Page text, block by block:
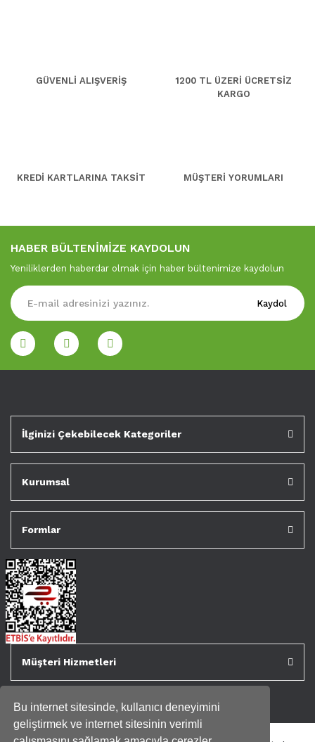
Bu internet sitesinde, kullanıcı deneyimini
geliştirmek ve internet sitesinin verimli
GÜVENLİ ALIŞVERİŞ
1200 TL ÜZERİ ÜCRETSİZ
KARGO
KREDİ KARTLARINA TAKSİT MÜŞTERİ YORUMLARI
HABER BÜLTENİMİZE KAYDOLUN
Yeniliklerden haberdar olmak için haber bültenimize kaydolun
Kaydol
İlginizi Çekebilecek Kategoriler
Kurumsal
Formlar
Müşteri Hizmetleri